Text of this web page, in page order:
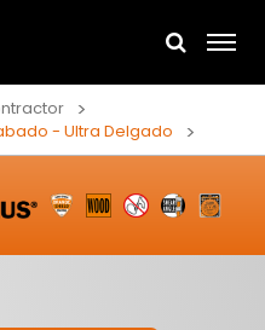
- Ultra Delgado